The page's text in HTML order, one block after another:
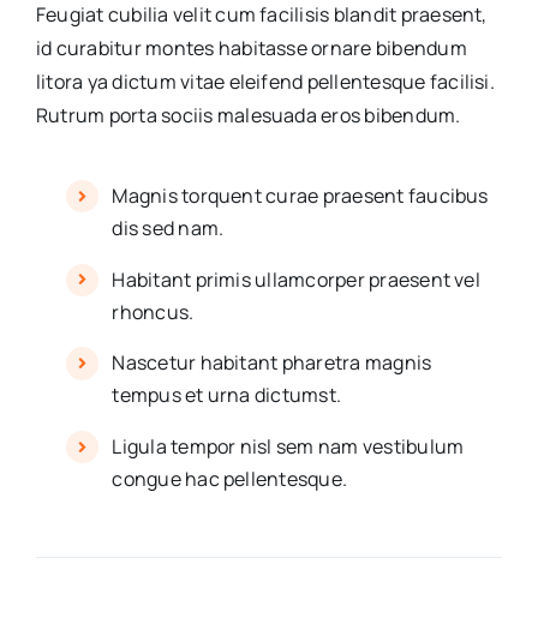
Feugiat cubilia velit cum facilisis blandit praesent,
id curabitur montes habitasse ornare bibendum
litora ya dictum vitae eleifend pellentesque facilisi.
Rutrum porta sociis malesuada eros bibendum.
Magnis torquent curae praesent faucibus
dis sed nam.
Habitant primis ullamcorper praesent vel
rhoncus.
Nascetur habitant pharetra magnis
tempus et urna dictumst.
Ligula tempor nisl sem nam vestibulum
congue hac pellentesque.